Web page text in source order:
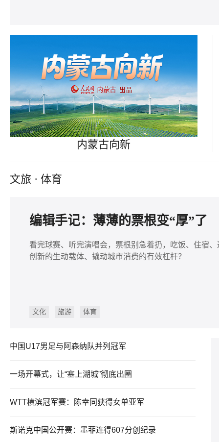
内蒙古向新
文旅 · 体育
编辑手记：薄薄的票根变“厚”了
看完球赛、听完演唱会，票根别急着扔，吃饭、住宿
创新的生动载体、撬动城市消费的有效杠杆？
文化 旅游 体育
中国U17男足与阿森纳队并列冠军
一场开幕式，让“塞上湖城”彻底出圈
WTT横滨冠军赛：陈幸同获得女单亚军
斯诺克中国公开赛：墨菲连得607分创纪录